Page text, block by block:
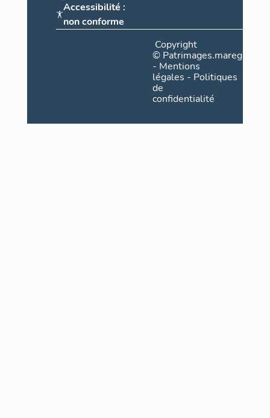
Accessibilité :
non conforme
Copyright
©
- Mentions
légales - Politiques
de
confidentialité